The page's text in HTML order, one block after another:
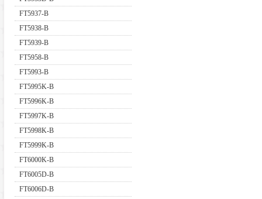
FT5937-B
FT5938-B
FT5939-B
FT5958-B
FT5993-B
FT5995K-B
FT5996K-B
FT5997K-B
FT5998K-B
FT5999K-B
FT6000K-B
FT6005D-B
FT6006D-B